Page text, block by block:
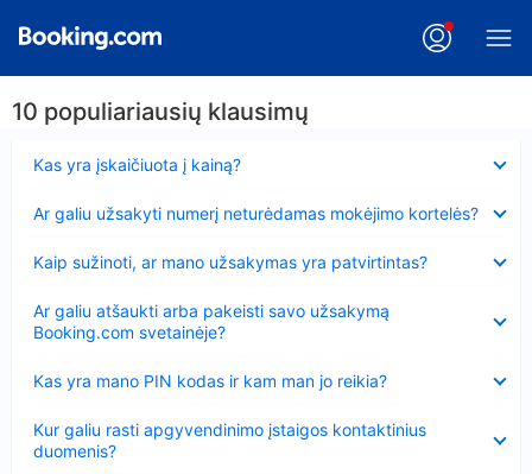
10 populiariausių klausimų
Kas yra įskaičiuota į kainą?
Ar galiu užsakyti numerį neturėdamas mokėjimo kortelės?
Kaip sužinoti, ar mano užsakymas yra patvirtintas?
Ar galiu atšaukti arba pakeisti savo užsakymą
Booking.com svetainėje?
Kas yra mano PIN kodas ir kam man jo reikia?
Kur galiu rasti apgyvendinimo įstaigos kontaktinius
duomenis?